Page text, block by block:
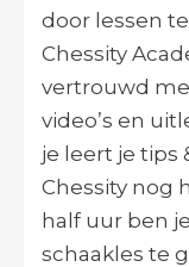
door lessen
Chessity
vertrouwd
video’s en
je leert je tips
Chessity nog
half uur ben
schaakles te